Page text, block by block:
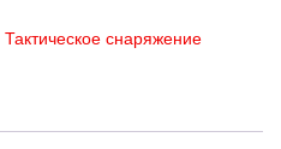
Тактическое снаряжение